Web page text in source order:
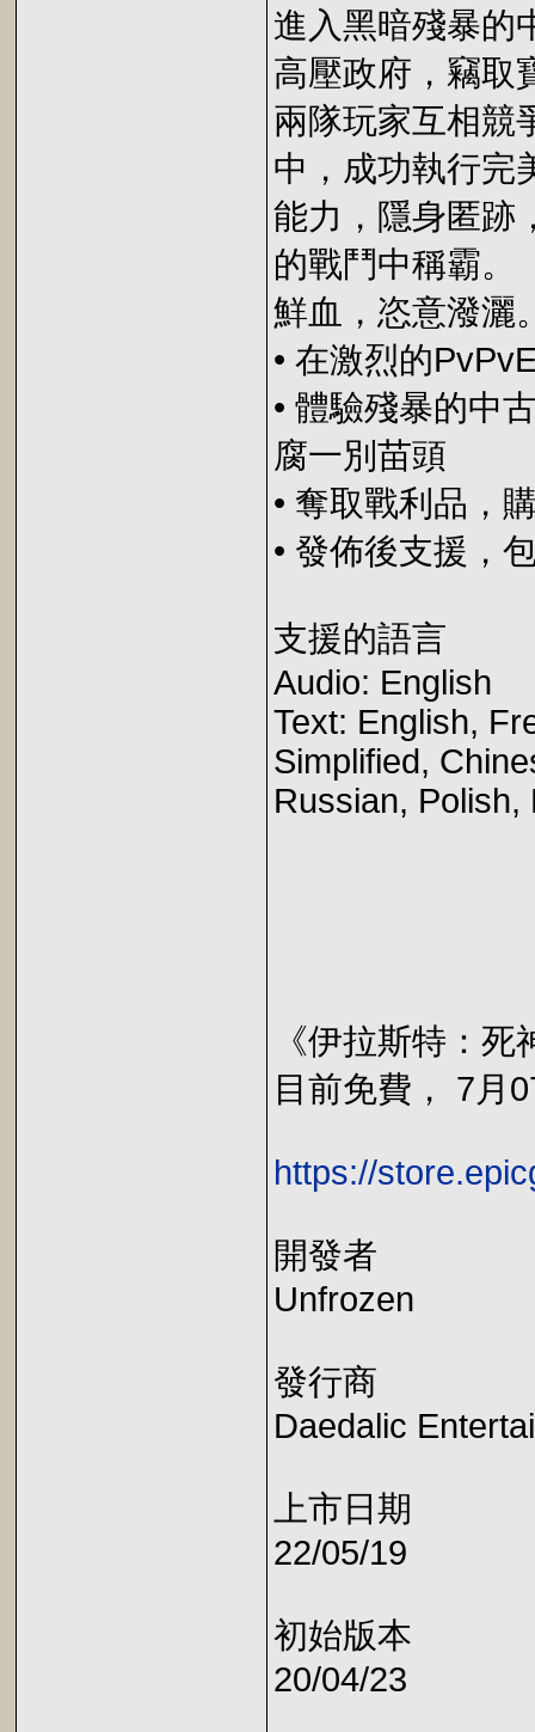
進入黑暗殘暴的
高壓政府，竊取
兩隊玩家互相競
中，成功執行完
能力，隱身匿跡
的戰鬥中稱霸。
鮮血，恣意潑灑
• 在激烈的
• 體驗殘暴的中
腐一別苗頭
• 奪取戰利品，
• 發佈後支援，
支援的語言
Audio: English
Text: English,
Simplified,
Russian, Polish,
《伊拉斯特：
目前免費， 7月
https://
開發者
Unfrozen
發行商
Daedalic
上市日期
22/05/19
初始版本
20/04/23